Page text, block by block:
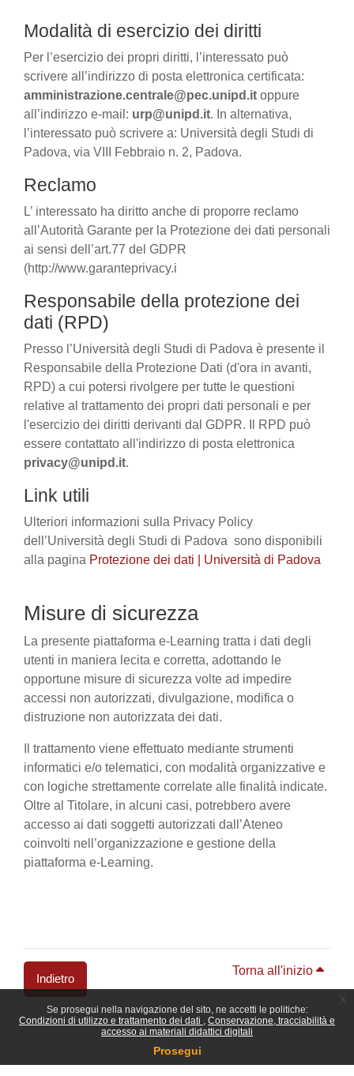
Se prosegui nella navigazione del sito, ne accetti le politiche:
Condizioni di utilizzo e trattamento dei dati
Conservazione, tracciabilità e
accesso ai materiali didattici digitali
Prosegui
Modalità di esercizio dei diritti
Per l’esercizio dei propri diritti, l’interessato può
scrivere all’indirizzo di posta elettronica certificata:
amministrazione.centrale@pec.unipd.it oppure
all’indirizzo e-mail: urp@unipd.it. In alternativa,
l’interessato può scrivere a: Università degli Studi di
Padova, via VIII Febbraio n. 2, Padova.
Reclamo
L’ interessato ha diritto anche di proporre reclamo
all’Autorità Garante per la Protezione dei dati personali
ai sensi dell’art.77 del GDPR
(http://www.garanteprivacy.i
Responsabile della protezione dei
dati (RPD)
Presso l’Università degli Studi di Padova è presente il
Responsabile della Protezione Dati (d'ora in avanti,
RPD) a cui potersi rivolgere per tutte le questioni
relative al trattamento dei propri dati personali e per
l'esercizio dei diritti derivanti dal GDPR. Il RPD può
essere contattato all'indirizzo di posta elettronica
privacy@unipd.it.
Link utili
Ulteriori informazioni sulla Privacy Policy
dell’Università degli Studi di Padova sono disponibili
alla pagina Protezione dei dati | Università di Padova
Misure di sicurezza
La presente piattaforma e-Learning tratta i dati degli
utenti in maniera lecita e corretta, adottando le
opportune misure di sicurezza volte ad impedire
accessi non autorizzati, divulgazione, modifica o
distruzione non autorizzata dei dati.
Il trattamento viene effettuato mediante strumenti
informatici e/o telematici, con modalità organizzative e
con logiche strettamente correlate alle finalità indicate.
Oltre al Titolare, in alcuni casi, potrebbero avere
accesso ai dati soggetti autorizzati dall’Ateneo
coinvolti nell’organizzazione e gestione della
piattaforma e-Learning.
Indietro
Torna all'inizio
Blocchi